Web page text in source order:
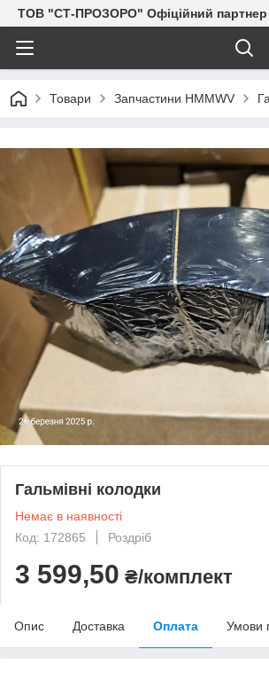
ТОВ "СТ-ПРОЗОРО" Офіційний партнер
Товари Запчастини HMMWV
Гальмівні колодки
Немає в наявності
Код: 172865
Роздріб
3 599,50 ₴/комплект
Опис Доставка Оплата Умови